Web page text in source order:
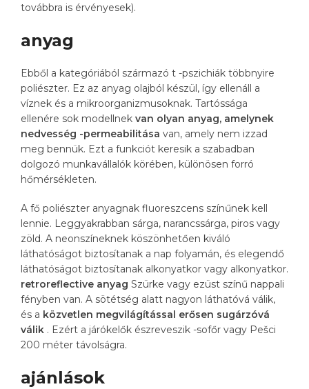
továbbra is érvényesek).
anyag
Ebből a kategóriából származó t -pszichiák többnyire
poliészter. Ez az anyag olajból készül, így ellenáll a
víznek és a mikroorganizmusoknak. Tartóssága
ellenére sok modellnek van olyan anyag, amelynek
nedvesség -permeabilitása van, amely nem izzad
meg bennük. Ezt a funkciót keresik a szabadban
dolgozó munkavállalók körében, különösen forró
hőmérsékleten.
A fő poliészter anyagnak fluoreszcens színűnek kell
lennie. Leggyakrabban sárga, narancssárga, piros vagy
zöld. A neonszíneknek köszönhetően kiváló
láthatóságot biztosítanak a nap folyamán, és elegendő
láthatóságot biztosítanak alkonyatkor vagy alkonyatkor.
retroreflective anyag Szürke vagy ezüst színű nappali
fényben van. A sötétség alatt nagyon láthatóvá válik,
és a közvetlen megvilágítással erősen sugárzóvá
válik . Ezért a járókelők észreveszik -sofőr vagy Pešci
200 méter távolságra.
ajánlások